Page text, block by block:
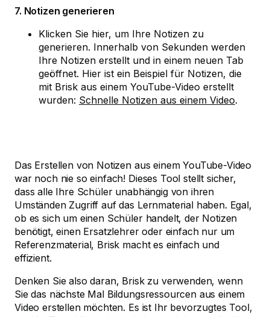
7. Notizen generieren
Klicken Sie hier, um Ihre Notizen zu
generieren. Innerhalb von Sekunden werden
Ihre Notizen erstellt und in einem neuen Tab
geöffnet. Hier ist ein Beispiel für Notizen, die
mit Brisk aus einem YouTube-Video erstellt
wurden: Schnelle Notizen aus einem Video.
Das Erstellen von Notizen aus einem YouTube-Video
war noch nie so einfach! Dieses Tool stellt sicher,
dass alle Ihre Schüler unabhängig von ihren
Umständen Zugriff auf das Lernmaterial haben. Egal,
ob es sich um einen Schüler handelt, der Notizen
benötigt, einen Ersatzlehrer oder einfach nur um
Referenzmaterial, Brisk macht es einfach und
effizient.
Denken Sie also daran, Brisk zu verwenden, wenn
Sie das nächste Mal Bildungsressourcen aus einem
Video erstellen möchten. Es ist Ihr bevorzugtes Tool,